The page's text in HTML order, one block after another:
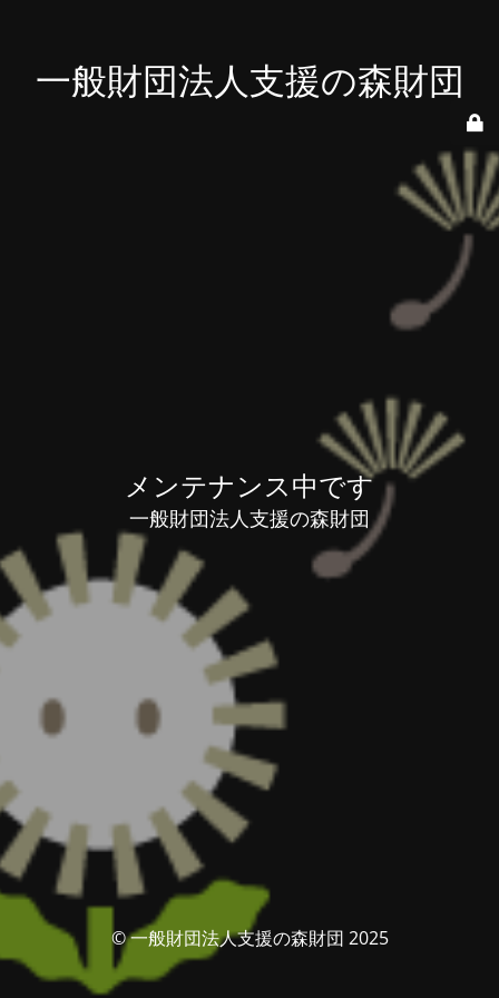
一般財団法人支援の森財団
メンテナンス中です
一般財団法人支援の森財団
© 一般財団法人支援の森財団 2025